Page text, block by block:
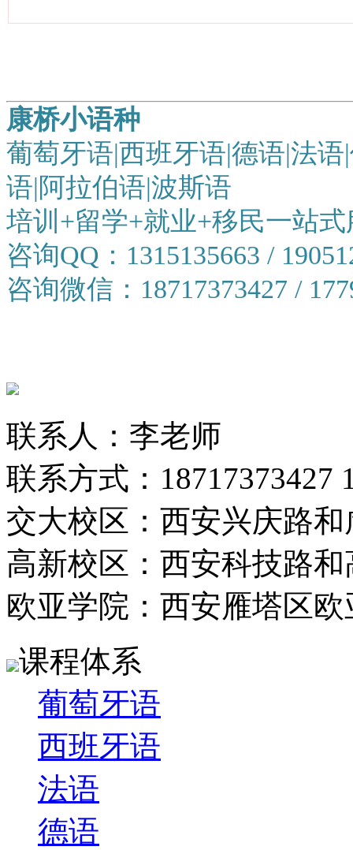
康桥小语种
葡萄牙语|西班牙语|德语|法
语|阿拉伯语|波斯语
培训+留学+就业+移民一站式
咨询QQ：1315135663 /
咨询微信：18717373427 /
联系人：李老师
联系方式：18717373427
交大校区：西安兴庆路
高新校区：西安科技路
欧亚学院：西安雁塔区
课程体系
葡萄牙语
西班牙语
法语
德语